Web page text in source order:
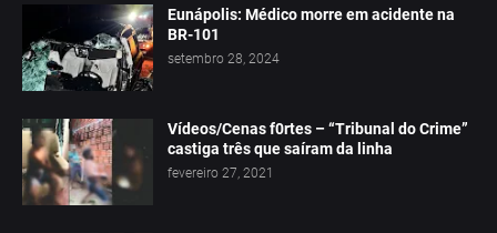
Eunápolis: Médico morre em acidente na
BR-101
setembro 28, 2024
Vídeos/Cenas f0rtes – “Tribunal do Crime”
castiga três que saíram da linha
fevereiro 27, 2021